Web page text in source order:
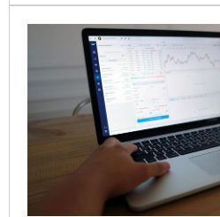
資、ETF買盤支撐下，台股基
人關注具技術門檻的中小型關
對市場波動，掌握AI產業的實